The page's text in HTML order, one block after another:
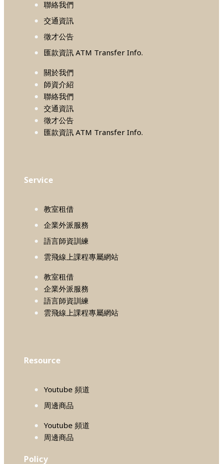
聯絡我們
交通資訊
徵才公告
匯款資訊 ATM Transfer Info.
關於我們
師資介紹
聯絡我們
交通資訊
徵才公告
匯款資訊 ATM Transfer Info.
Service
教室租借
企業外派服務
語言師資訓練
雲飛線上課程專屬網站
教室租借
企業外派服務
語言師資訓練
雲飛線上課程專屬網站
Resource
Youtube 頻道
周邊商品
Youtube 頻道
周邊商品
Policy